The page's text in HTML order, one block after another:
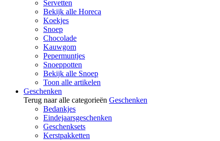
Servetten
Bekijk alle Horeca
Koekjes
Snoep
Chocolade
Kauwgom
Pepermuntjes
Snoeppotten
Bekijk alle Snoep
Toon alle artikelen
Geschenken
Terug naar alle categorieën Geschenken
Bedankjes
Eindejaarsgeschenken
Geschenksets
Kerstpakketten